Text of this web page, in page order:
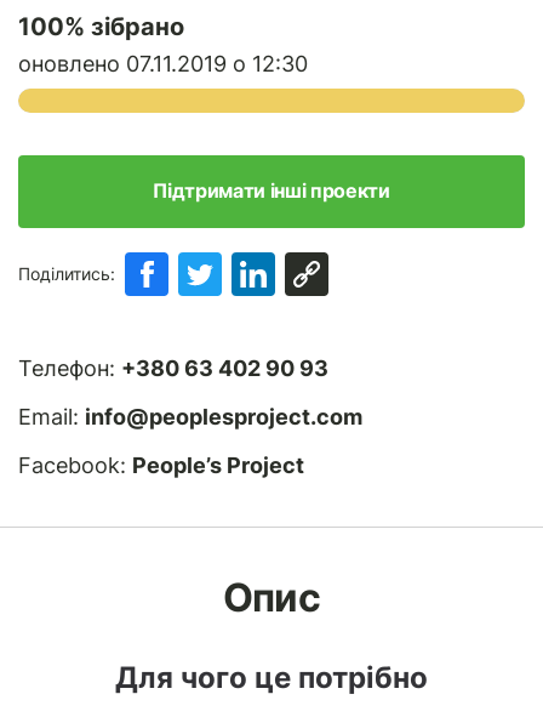
100% зібрано
оновлено 07.11.2019 о 12:30
Підтримати інші проекти
Поділитись:
Телефон: +380 63 402 90 93
Email: info@peoplesproject.com
Facebook: People’s Project
Опис
Для чого це потрібно